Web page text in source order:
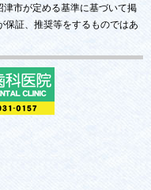
津市が定める基準に基づいて掲
保証、推奨等をするものではあ